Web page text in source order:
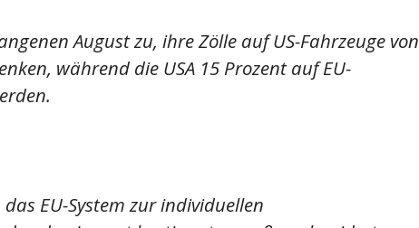
August zu, ihre Zölle auf US-Fahrzeuge von
während die USA 15 Prozent auf EU-
EU-System zur individuellen